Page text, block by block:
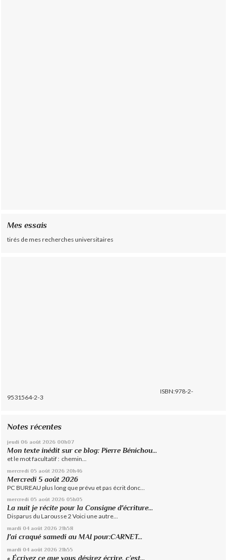
Mes essais
tirés de mes recherches universitaires
ISBN:978-2-
9531564-2-3
Notes récentes
jeudi 06 août 2026 00h07
Mon texte inédit sur ce blog: Pierre Bénichou...
et le mot facultatif : chemin...
mercredi 05 août 2026 20h46
Mercredi 5 août 2026
PC BUREAU plus long que prévu et pas écrit donc...
mercredi 05 août 2026 05h05
La nuit je récite pour la Consigne d'écriture...
Disparus du Larousse 2 Voici une autre...
mardi 04 août 2026 21h58
J'ai craqué samedi au MAI pour:CARNET...
mardi 04 août 2026 21h55
« Écrivez ce que vous désirez écrire, c’est...